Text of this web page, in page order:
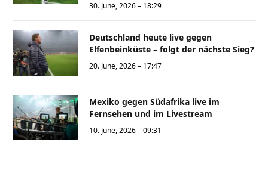
30. June, 2026 – 18:29
Deutschland heute live gegen
Elfenbeinküste – folgt der nächste Sieg?
20. June, 2026 – 17:47
Mexiko gegen Südafrika live im
Fernsehen und im Livestream
10. June, 2026 – 09:31